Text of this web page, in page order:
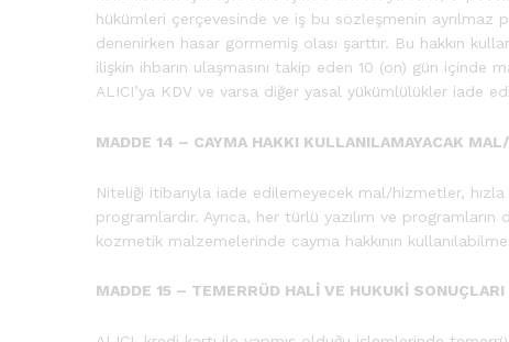
hükümleri çerçevesinde ve iş bu sözleşmenin ayrılmaz
denenirken hasar görmemiş olası şarttır. Bu hakkın
ilişkin ihbarın ulaşmasını takip eden 10 (on) gün
ALICI’ya KDV ve varsa diğer yasal yükümlülükler iade
MADDE 14 – CAYMA HAKKI KULLANILAMAYACAK
Niteliği itibarıyla iade edilemeyecek mal/hizmetler,
programlardır. Ayrıca, her türlü yazılım ve
kozmetik malzemelerinde cayma hakkının
MADDE 15 – TEMERRÜD HALİ VE HUKUKİ SONUÇLARI